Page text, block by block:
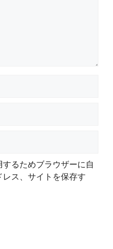
るためブラウザーに自
ス、サイトを保存す